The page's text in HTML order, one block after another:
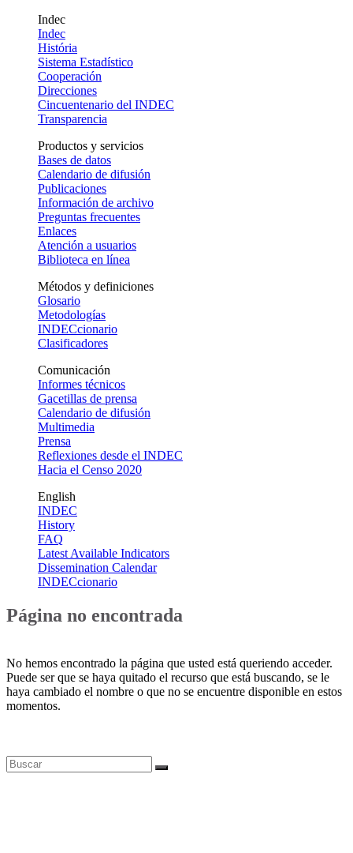
Indec
Indec
História
Sistema Estadístico
Cooperación
Direcciones
Cincuentenario del INDEC
Transparencia
Productos y servicios
Bases de datos
Calendario de difusión
Publicaciones
Información de archivo
Preguntas frecuentes
Enlaces
Atención a usuarios
Biblioteca en línea
Métodos y definiciones
Glosario
Metodologías
INDECcionario
Clasificadores
Comunicación
Informes técnicos
Gacetillas de prensa
Calendario de difusión
Multimedia
Prensa
Reflexiones desde el INDEC
Hacia el Censo 2020
English
INDEC
History
FAQ
Latest Available Indicators
Dissemination Calendar
INDECcionario
Página no encontrada
No hemos encontrado la página que usted está queriendo acceder.
Puede ser que se haya quitado el recurso que está buscando, se le
haya cambiado el nombre o que no se encuentre disponible en estos
momentos.